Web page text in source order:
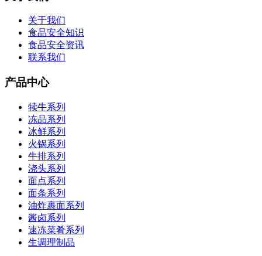
关于我们
食品安全知识
食品安全资讯
联系我们
产品中心
犊牛系列
冻品系列
冰鲜系列
火锅系列
牛排系列
浇头系列
面点系列
面条系列
油炸裹面系列
酱卤系列
速冻菜肴系列
生调理制品